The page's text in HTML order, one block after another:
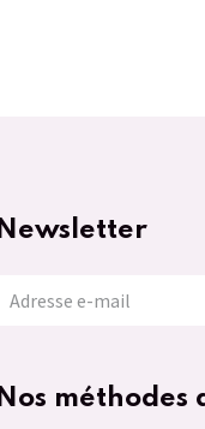
Nos méthodes
Newsletter